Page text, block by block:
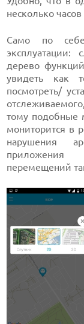
несколько
Само по
эксплуатации:
дерево
увидеть как
посмотреть/
тому подобные
мониторится в
нарушения
приложения
перемещений